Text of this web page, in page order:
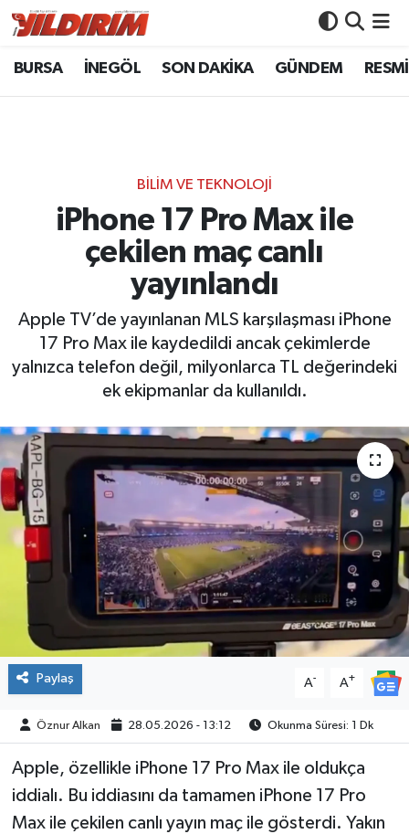
BURSA İNEGÖL SON DAKİKA GÜNDEM
BİLİM VE TEKNOLOJİ
iPhone 17 Pro Max ile
çekilen maç canlı
yayınlandı
Apple TV’de yayınlanan MLS karşılaşması iPhone
17 Pro Max ile kaydedildi ancak çekimlerde
yalnızca telefon değil, milyonlarca TL değerindeki
ek ekipmanlar da kullanıldı.
Paylaş A- A+
Öznur Alkan 28.05.2026 - 13:12 Okunma Süresi: 1 Dk
Apple, özellikle iPhone 17 Pro Max ile oldukça
iddialı. Bu iddiasını da tamamen iPhone 17 Pro
Max ile çekilen canlı yayın maç ile gösterdi. Yakın
BURSA
GÜNDEM
RESMİ İLANLAR
KÖŞE YAZILARI
SİYASET
YAŞAM
SPOR
Bursa Nöbetçi Eczaneler
Bursa Trafik Yoğunluk Haritası
Süper Lig Puan Durumu ve Fikstür
Tüm Manşetler
Son Dakika Haberleri
Haber Arşivi